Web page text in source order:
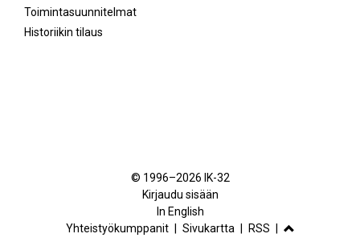
Toimintasuunnitelmat
Historiikin tilaus
FacebookInstagram
© 1996–2026 IK-32
Kirjaudu sisään
In English
Yhteistyökumppanit
Sivukartta RSS